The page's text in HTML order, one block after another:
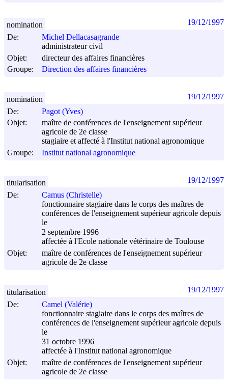
De:
Michel Dellacasagrande
administrateur civil
Objet:
directeur des affaires financières
Groupe:
Direction des affaires financières
nomination 19/12/1997
De:
Pagot (Yves)
Objet:
maître de conférences de l'enseignement supérieur
agricole de 2e classe
stagiaire et affecté à l'Institut national agronomique
Groupe:
Institut national agronomique
nomination 19/12/1997
De:
Camus (Christelle)
fonctionnaire stagiaire dans le corps des maîtres de
conférences de l'enseignement supérieur agricole depuis
le
2 septembre 1996
affectée à l'Ecole nationale vétérinaire de Toulouse
Objet:
maître de conférences de l'enseignement supérieur
agricole de 2e classe
titularisation 19/12/1997
De:
Camel (Valérie)
fonctionnaire stagiaire dans le corps des maîtres de
conférences de l'enseignement supérieur agricole depuis
le
31 octobre 1996
affectée à l'Institut national agronomique
Objet:
maître de conférences de l'enseignement supérieur
agricole de 2e classe
titularisation 19/12/1997